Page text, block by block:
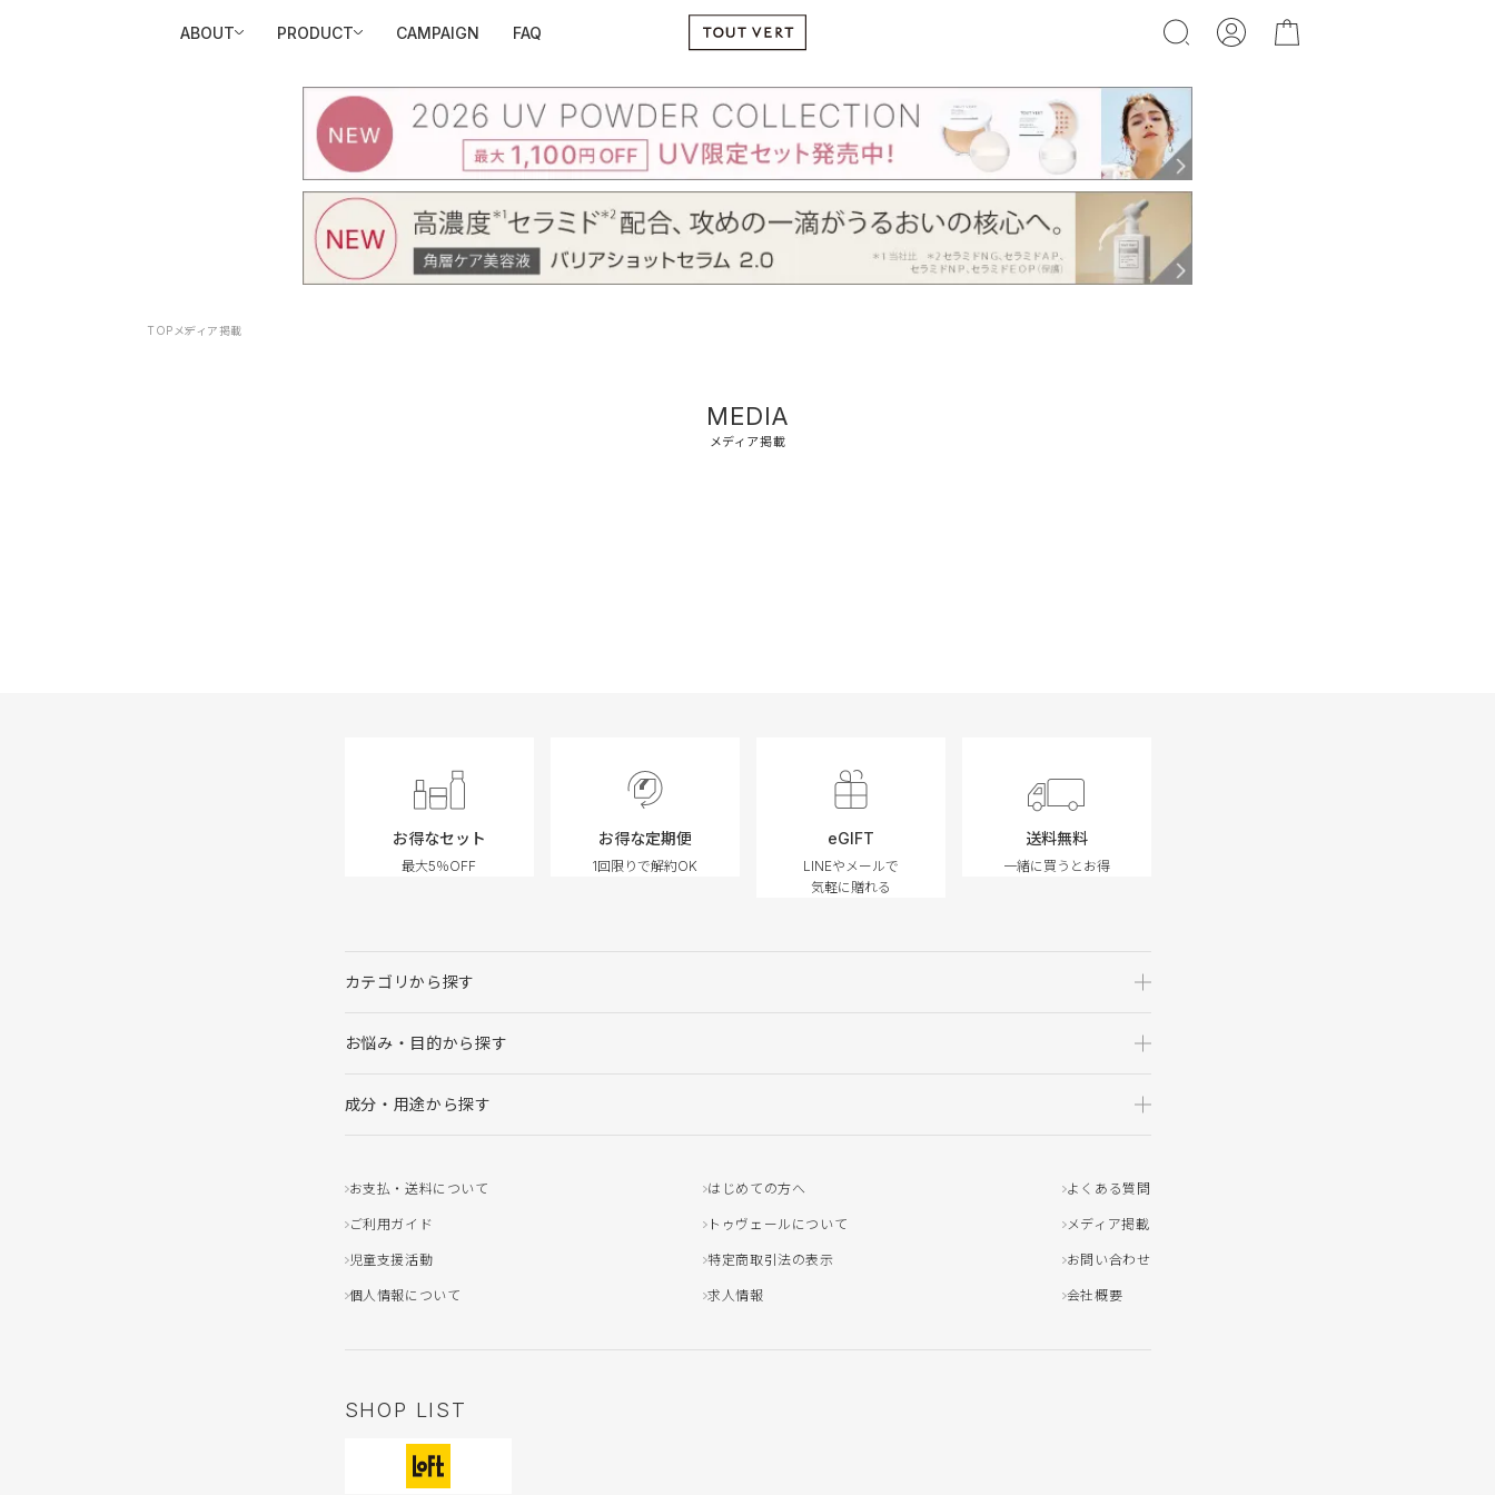
ABOUT PRODUCT CAMPAIGN FAQ
TOPメディア掲載
MEDIA
メディア掲載
お得なセット
最大5％OFF
お得な定期便
1回限りで解約OK
eGIFT
LINEやメールで
気軽に贈れる
送料無料
一緒に買うとお得
カテゴリから探す
お悩み・目的から探す
成分・用途から探す
お支払・送料について はじめての方へ よくある質問
ご利用ガイド トゥヴェールについて メディア掲載
児童支援活動 特定商取引法の表示 お問い合わせ
個人情報について 求人情報 会社概要
SHOP LIST